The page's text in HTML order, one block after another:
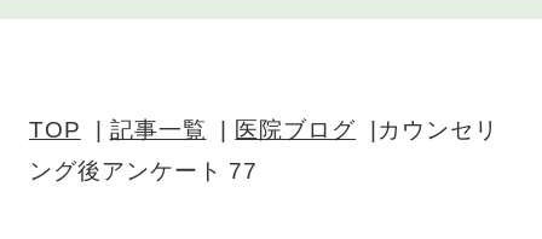
TOP 記事一覧 医院ブログ
カウンセリ
ング後アンケート 77